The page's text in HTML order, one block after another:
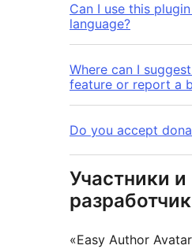
Can I use this
language?
Where can I
feature or report a
Do you accept
Участники и
«Easy Author